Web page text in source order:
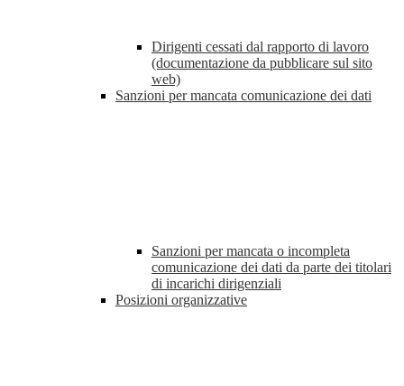
Dirigenti cessati dal rapporto di lavoro
(documentazione da pubblicare sul sito
web)
Sanzioni per mancata comunicazione dei dati
Sanzioni per mancata o incompleta
comunicazione dei dati da parte dei titolari
di incarichi dirigenziali
Posizioni organizzative